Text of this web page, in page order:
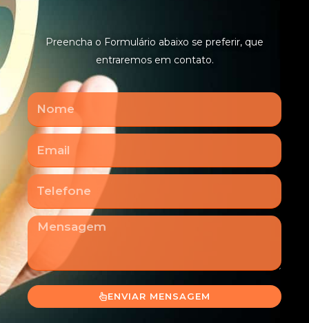
Preencha o Formulário abaixo se preferir, que
entraremos em contato.
Nome
Email
Telefone
Mensagem
ENVIAR MENSAGEM